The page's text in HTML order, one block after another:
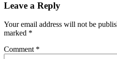
Leave a Reply
Your email address will not be
marked *
Comment *